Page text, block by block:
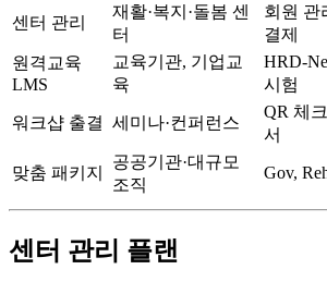
센터 관리
재활·복지·돌봄 센
터
회원 관
결제
원격교육
LMS
교육기관, 기업교
육
HRD-
시험
워크샵 출결 세미나·컨퍼런스
QR 체
서
맞춤 패키지
공공기관·대규모
조직
Gov,
센터 관리 플랜